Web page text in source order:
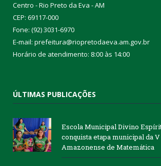
Centro - Rio Preto da Eva - AM
CEP: 69117-000
Fone: (92) 3031-6970
E-mail: prefeitura@riopretodaeva.am.gov.br
Horário de atendimento: 8:00 às 14:00
ÚLTIMAS PUBLICAÇÕES
Escola Municipal Divino
conquista etapa municipal da
Amazonense de Matemática